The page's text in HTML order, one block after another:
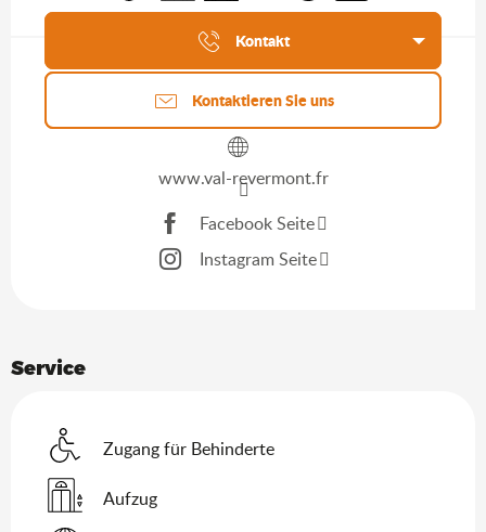
Aktuelle Agenda
Kontakt
Kontaktieren Sie uns
www.val-revermont.fr
Facebook Seite
Instagram Seite
Service
Zugang für Behinderte
Aufzug